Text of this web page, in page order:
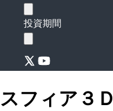
投資期間
スフィア３Ｄ